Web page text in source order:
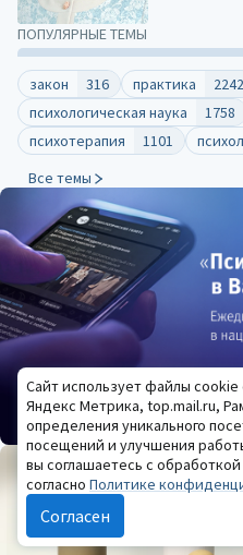
ПОПУЛЯРНЫЕ ТЕМЫ
закон 316 практика
2242
психологическая наука
1758
психотерапия
1101
Все темы
Сайт использует файлы
Яндекс Метрика, top.mail.ru,
определения уникального
посещений и улучшения
вы соглашаетесь с
согласно Политике
Согласен